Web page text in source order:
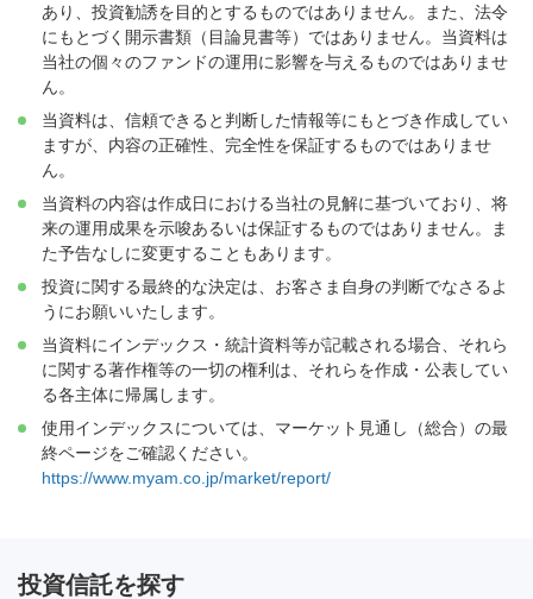
あり、投資勧誘を目的とするものではありません。また、法令
にもとづく開示書類（目論見書等）ではありません。当資料は
当社の個々のファンドの運用に影響を与えるものではありませ
ん。
当資料は、信頼できると判断した情報等にもとづき作成してい
ますが、内容の正確性、完全性を保証するものではありませ
ん。
当資料の内容は作成日における当社の見解に基づいており、将
来の運用成果を示唆あるいは保証するものではありません。ま
た予告なしに変更することもあります。
投資に関する最終的な決定は、お客さま自身の判断でなさるよ
うにお願いいたします。
当資料にインデックス・統計資料等が記載される場合、それら
に関する著作権等の一切の権利は、それらを作成・公表してい
る各主体に帰属します。
使用インデックスについては、マーケット見通し（総合）の最
終ページをご確認ください。
https://www.myam.co.jp/market/report/
投資信託を探す